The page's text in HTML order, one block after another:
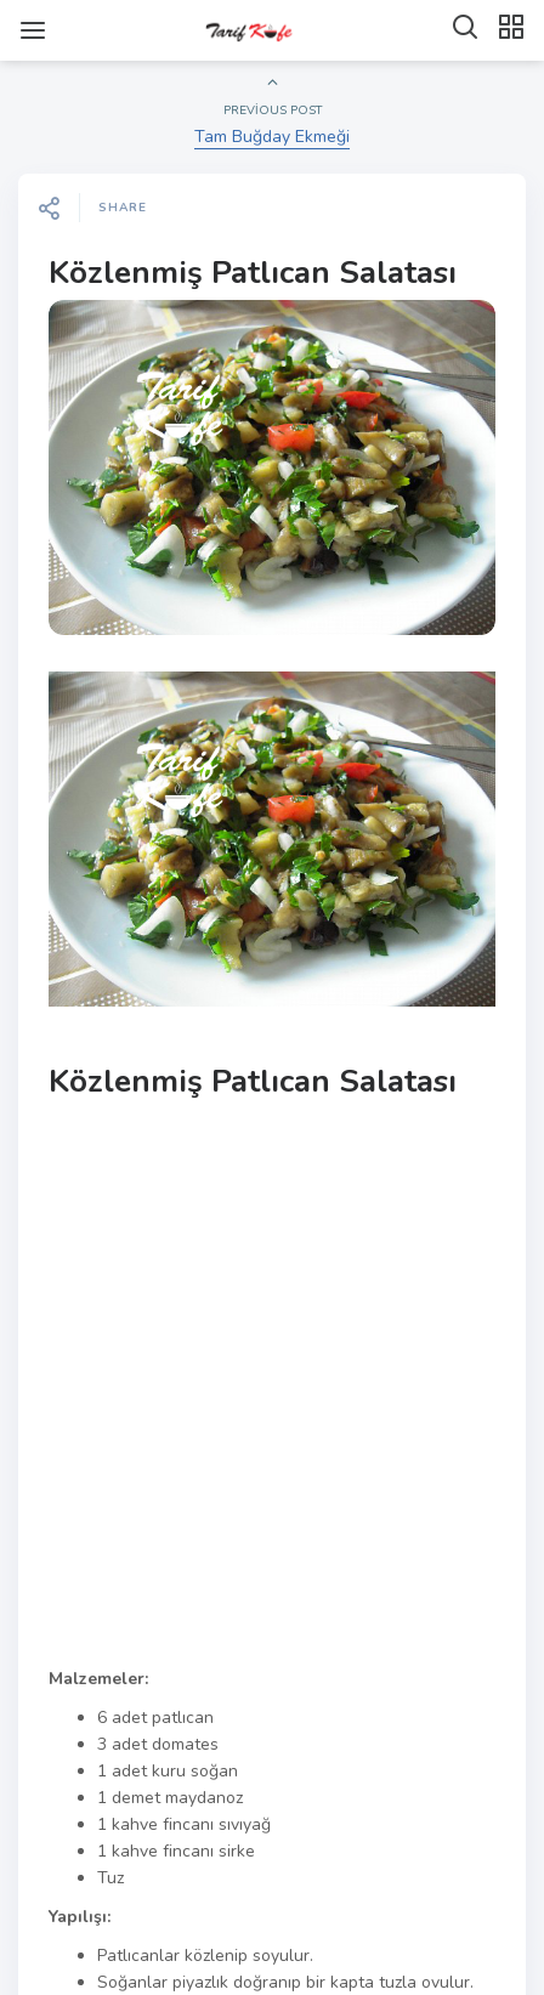
PREVIOUS POST
Tam Buğday Ekmeği
SHARE
Közlenmiş Patlıcan Salatası
Közlenmiş Patlıcan Salatası
Malzemeler:
6 adet patlıcan
3 adet domates
1 adet kuru soğan
1 demet maydanoz
1 kahve fincanı sıvıyağ
1 kahve fincanı sirke
Tuz
Yapılışı:
Patlıcanlar közlenip soyulur.
Soğanlar piyazlık doğranıp bir kapta tuzla ovulur.